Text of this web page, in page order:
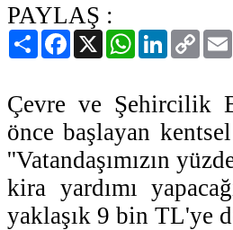
PAYLAŞ :
PaylaşFacebook
X WhatsAppLinkedIn
Copy
Link
Çevre ve Şehircilik
önce başlayan
''Vatandaşımızın
kira yardımı
yaklaşık 9 bin TL'ye